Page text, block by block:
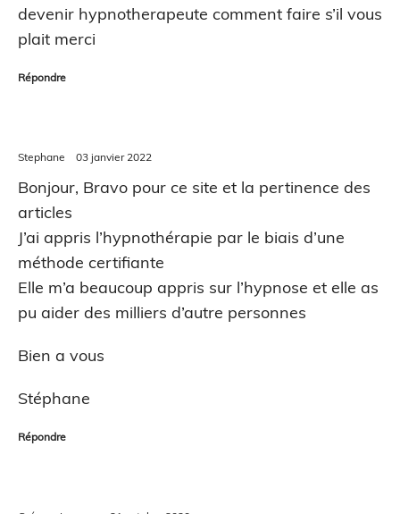
devenir hypnotherapeute comment faire s’il vous
plait merci
Répondre
Stephane 03 janvier 2022
Bonjour, Bravo pour ce site et la pertinence des
articles
J’ai appris l’hypnothérapie par le biais d’une
méthode certifiante
Elle m’a beaucoup appris sur l’hypnose et elle as
pu aider des milliers d’autre personnes
Bien a vous
Stéphane
Répondre